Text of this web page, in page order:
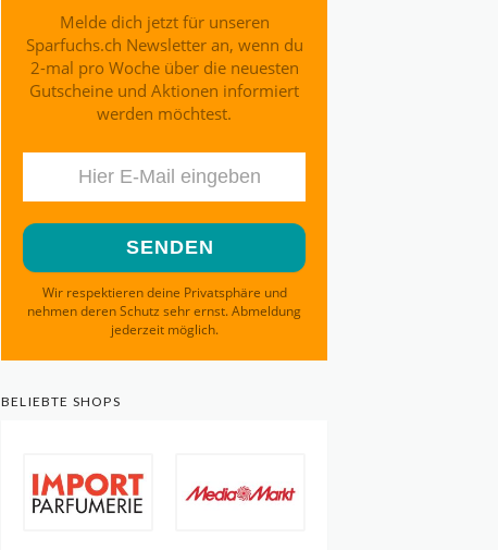
Melde dich jetzt für unseren
Sparfuchs.ch Newsletter an, wenn du
2-mal pro Woche über die neuesten
Gutscheine und Aktionen informiert
werden möchtest.
Wir respektieren deine Privatsphäre und
nehmen deren Schutz sehr ernst. Abmeldung
jederzeit möglich.
BELIEBTE SHOPS